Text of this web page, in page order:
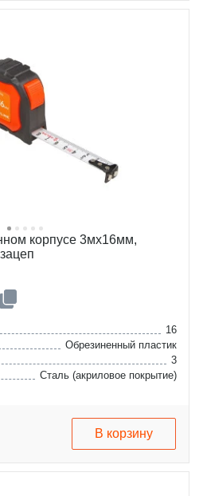
корпусе 3мх16мм,
16
Обрезиненный пластик
3
Сталь (акриловое покрытие)
В корзину